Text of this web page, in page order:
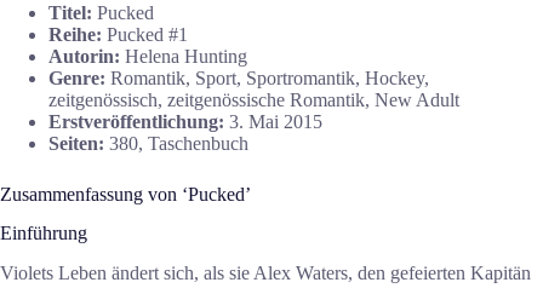
Titel: Pucked
Reihe: Pucked #1
Autorin: Helena Hunting
Genre: Romantik, Sport, Sportromantik, Hockey,
zeitgenössisch, zeitgenössische Romantik, New Adult
Erstveröffentlichung: 3. Mai 2015
Seiten: 380, Taschenbuch
Zusammenfassung von ‘Pucked’
Einführung
Violets Leben ändert sich, als sie Alex Waters, den gefeierten Kapitän